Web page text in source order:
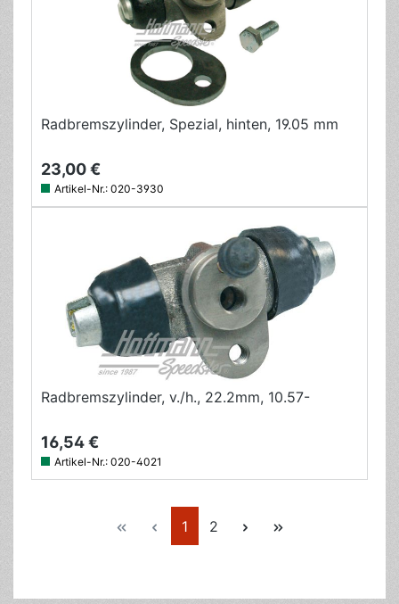
Radbremszylinder, Spezial, hinten, 19.05 mm
23,00 €
Artikel-Nr.: 020-3930
Radbremszylinder, v./h., 22.2mm, 10.57-
16,54 €
Artikel-Nr.: 020-4021
Seite
1 Seite
2